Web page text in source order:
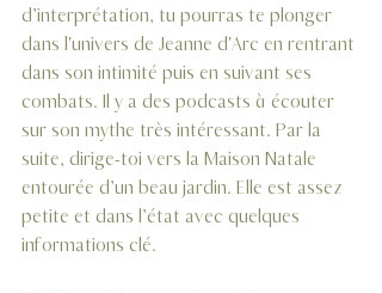
d’interprétation, tu pourras te plonger
dans l'univers de Jeanne d'Arc en rentrant
dans son intimité puis en suivant ses
combats. Il y a des podcasts à écouter
sur son mythe très intéressant. Par la
suite, dirige-toi vers la Maison Natale
entourée d’un beau jardin. Elle est assez
petite et dans l’état avec quelques
informations clé.